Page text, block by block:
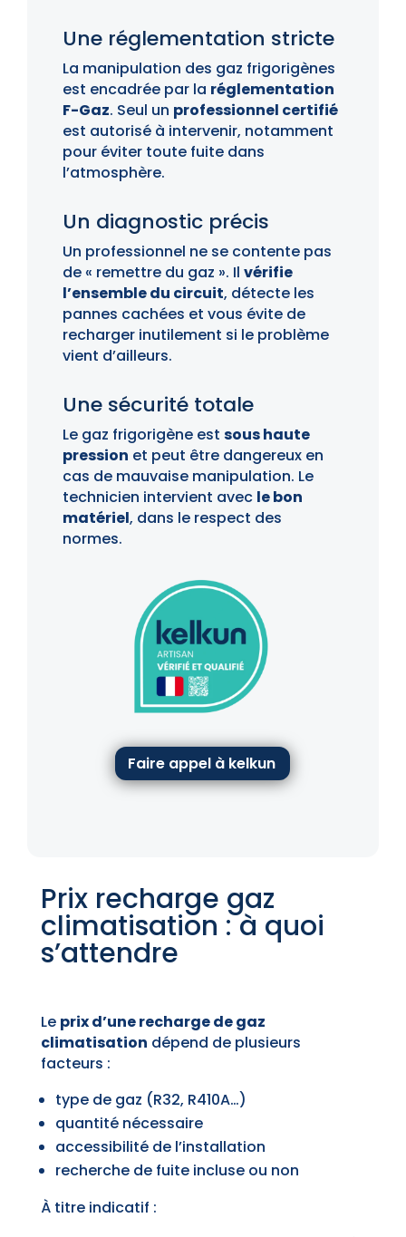
Une réglementation stricte
La manipulation des gaz frigorigènes
est encadrée par la réglementation
F-Gaz. Seul un professionnel certifié
est autorisé à intervenir, notamment
pour éviter toute fuite dans
l’atmosphère.
Un diagnostic précis
Un professionnel ne se contente pas
de « remettre du gaz ». Il vérifie
l’ensemble du circuit, détecte les
pannes cachées et vous évite de
recharger inutilement si le problème
vient d’ailleurs.
Une sécurité totale
Le gaz frigorigène est sous haute
pression et peut être dangereux en
cas de mauvaise manipulation. Le
technicien intervient avec le bon
matériel, dans le respect des
normes.
Faire appel à kelkun
Prix recharge gaz
climatisation : à quoi
s’attendre
Le prix d’une recharge de gaz
climatisation dépend de plusieurs
facteurs :
type de gaz (R32, R410A…)
quantité nécessaire
accessibilité de l’installation
recherche de fuite incluse ou non
À titre indicatif :